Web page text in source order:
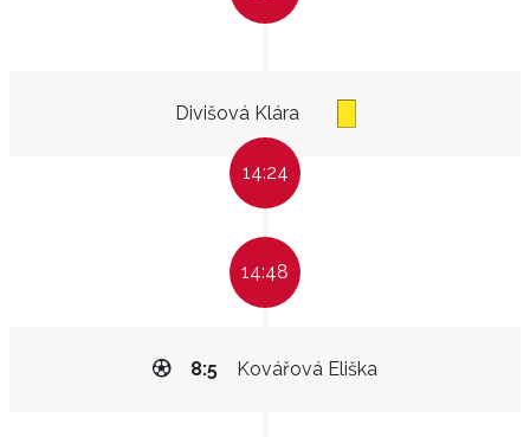
Divišová Klára
14:24
14:48
Kovářová Eliška
8:5